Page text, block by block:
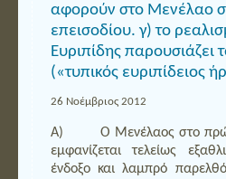
αφορούν στο Μενέλαο
επεισοδίου. γ) το
Ευριπίδης παρουσιάζει
(«τυπικός ευριπίδειος
26 Νοέμβριος 2012
Α) Ο Μενέλαος στο πρώτο
εμφανίζεται τελείως
ένδοξο και λαμπρό